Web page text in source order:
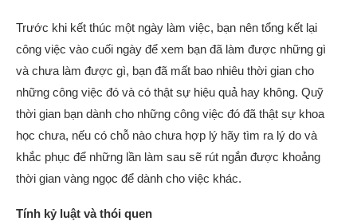
Trước khi kết thúc một ngày làm việc, bạn nên tổng kết lại
công việc vào cuối ngày để xem bạn đã làm được những gì
và chưa làm được gì, bạn đã mất bao nhiêu thời gian cho
những công việc đó và có thật sự hiệu quả hay không. Quỹ
thời gian bạn dành cho những công việc đó đã thật sự khoa
học chưa, nếu có chỗ nào chưa hợp lý hãy tìm ra lý do và
khắc phục để những lần làm sau sẽ rút ngắn được khoảng
thời gian vàng ngọc để dành cho việc khác.
Tính kỷ luật và thói quen